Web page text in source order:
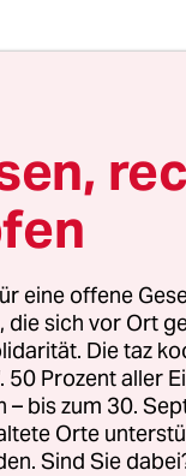
einem
sind am
Zu der Tat
um die
sich
eine offene
die sich vor Ort
Die taz
50 Prozent aller
– bis zum 30.
Orte
Sind Sie